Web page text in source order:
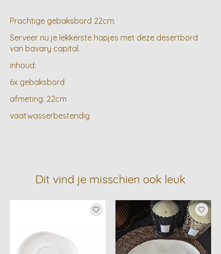
Prachtige gebaksbord 22cm.
Serveer nu je lekkerste hapjes met deze desertbord
van bavary capital.
inhoud:
6x gebaksbord
afmeting: 22cm
vaatwasserbestendig
Dit vind je misschien ook leuk
Items van productcarrousel